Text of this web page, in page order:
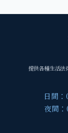
提供各種生活法
日間
夜間